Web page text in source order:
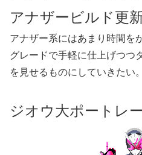
アナザービルド更
アナザー系にはあまり時間を
グレードで手軽に仕上げつつ
を見せるものにしていきたい。
ジオウ大ポートレ